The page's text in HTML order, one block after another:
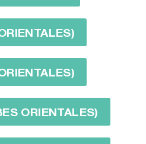
ORIENTALES)